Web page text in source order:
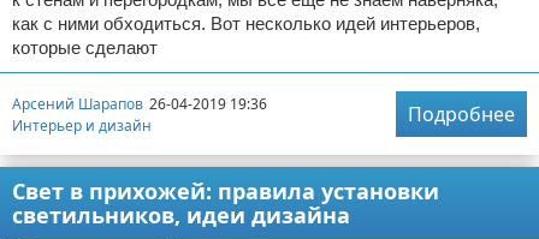
как с ними обходиться. Вот несколько идей интерьеров,
которые сделают
Арсений Шарапов 26-04-2019 19:36
Интерьер и дизайн
Подробнее
Свет в прихожей: правила установки
светильников, идеи дизайна